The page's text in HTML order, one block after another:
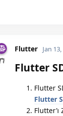
Flutter Jan
Flutter
Flutter
Flutter